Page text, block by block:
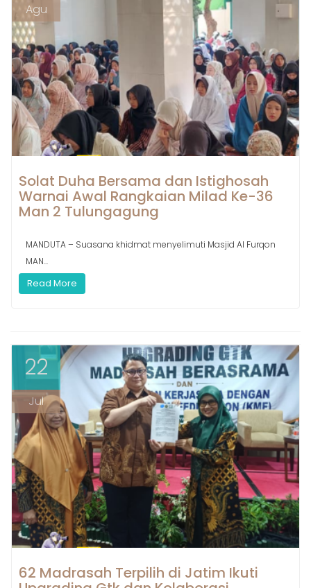
Agu
Solat Duha Bersama dan Istighosah
Warnai Awal Rangkaian Milad Ke-36
Man 2 Tulungagung
MANDUTA – Suasana khidmat menyelimuti Masjid Al Furqon
MAN...
Read More
22
Jul
62 Madrasah Terpilih di Jatim Ikuti